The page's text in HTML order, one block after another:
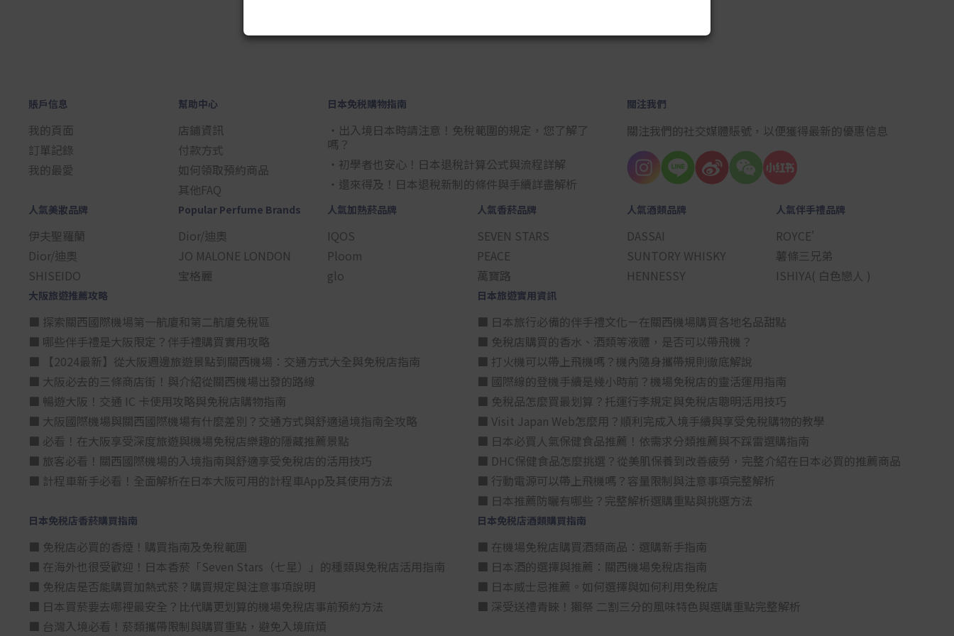
賬戶信息
我的頁面
訂單記錄
我的最愛
幫助中心
店鋪資訊
付款方式
如何領取預約商品
其他FAQ
日本免税購物指南
・出入境日本時請注意！免稅範圍的規定，您了解了
嗎？
・初學者也安心！日本退稅計算公式與流程詳解
・還來得及！日本退稅新制的條件與手續詳盡解析
關注我們
關注我們的社交媒體賬號，以便獲得最新的優惠信息
人氣美妝品牌
伊夫聖羅蘭
Dior/迪奧
SHISEIDO
Popular Perfume Brands
Dior/迪奧
JO MALONE LONDON
宝格麗
人氣加熱菸品牌
IQOS
Ploom
glo
人氣香菸品牌
SEVEN STARS
PEACE
萬寶路
人氣酒類品牌
DASSAI
SUNTORY WHISKY
HENNESSY
人氣伴手禮品牌
ROYCE'
薯條三兄弟
ISHIYA( 白色戀人 )
大阪旅遊推薦攻略
■ 探索關西國際機場第一航廈和第二航廈免稅區
■ 哪些伴手禮是大阪限定？伴手禮購買實用攻略
■ 【2024最新】從大阪週邊旅遊景點到關西機場：交通方式大全與免稅店指南
■ 大阪必去的三條商店街！與介紹從關西機場出發的路線
■ 暢遊大阪！交通 IC 卡使用攻略與免稅店購物指南
■ 大阪國際機場與關西國際機場有什麼差別？交通方式與舒適過境指南全攻略
■ 必看！在大阪享受深度旅遊與機場免稅店樂趣的隱藏推薦景點
■ 旅客必看！關西國際機場的入境指南與舒適享受免稅店的活用技巧
■ 計程車新手必看！全面解析在日本大阪可用的計程車App及其使用方法
日本旅遊實用資訊
■ 日本旅行必備的伴手禮文化－在關西機場購買各地名品甜點
■ 免稅店購買的香水、酒類等液體，是否可以帶飛機？
■ 打火機可以帶上飛機嗎？機內隨身攜帶規則徹底解說
■ 國際線的登機手續是幾小時前？機場免稅店的靈活運用指南
■ 免稅品怎麼買最划算？托運行李規定與免稅店聰明活用技巧
■ Visit Japan Web怎麼用？順利完成入境手續與享受免稅購物的教學
■ 日本必買人氣保健食品推薦！依需求分類推薦與不踩雷選購指南
■ DHC保健食品怎麼挑選？從美肌保養到改善疲勞，完整介紹在日本必買的推薦商品
■ 行動電源可以帶上飛機嗎？容量限制與注意事項完整解析
■ 日本推薦防曬有哪些？完整解析選購重點與挑選方法
日本免税店香菸購買指南
■ 免稅店必買的香煙！購買指南及免稅範圍
■ 在海外也很受歡迎！日本香菸「Seven Stars（七星）」的種類與免稅店活用指南
■ 免稅店是否能購買加熱式菸？購買規定與注意事項說明
■ 日本買菸要去哪裡最安全？比代購更划算的機場免稅店事前預約方法
■ 台灣入境必看！菸類攜帶限制與購買重點，避免入境麻煩
日本免税店酒類購買指南
■ 在機場免稅店購買酒類商品：選購新手指南
■ 日本酒的選擇與推薦：關西機場免稅店指南
■ 日本威士忌推薦。如何選擇與如何利用免稅店
■ 深受送禮青睞！獺祭 二割三分的風味特色與選購重點完整解析